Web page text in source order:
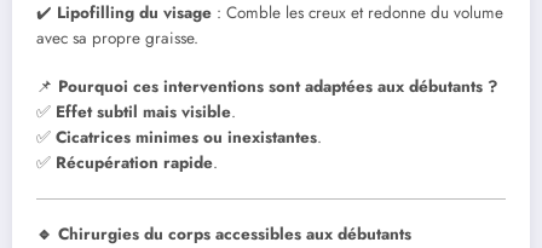
✔️ Lipofilling du visage : Comble les creux et redonne du volume
avec sa propre graisse.
📌 Pourquoi ces interventions sont adaptées aux débutants ?
✅ Effet subtil mais visible.
✅ Cicatrices minimes ou inexistantes.
✅ Récupération rapide.
🔹 Chirurgies du corps accessibles aux débutants